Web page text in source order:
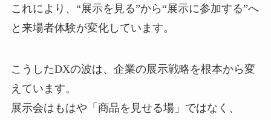
これにより、“展示を見る”から“展示に参加する”へ
と来場者体験が変化しています。
こうしたDXの波は、企業の展示戦略を根本から変
えています。
展示会はもはや「商品を見せる場」ではなく、